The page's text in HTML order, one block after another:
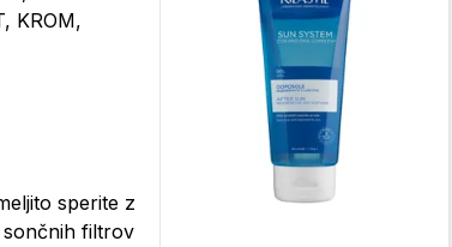
KROM,
sperite z
filtrov